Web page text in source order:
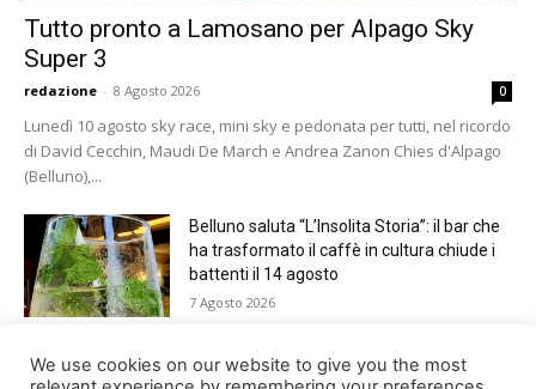
Tutto pronto a Lamosano per Alpago Sky
Super 3
redazione - 8 Agosto 2026 0
Lunedì 10 agosto sky race, mini sky e pedonata per tutti, nel ricordo
di David Cecchin, Maudi De March e Andrea Zanon Chies d'Alpago
(Belluno),...
Belluno saluta “L’Insolita Storia”: il bar che
ha trasformato il caffè in cultura chiude i
battenti il 14 agosto
7 Agosto 2026
Giro del Lago di Santa Croce 2026.
Appuntamento domenica 16 agosto
We use cookies on our website to give you the most